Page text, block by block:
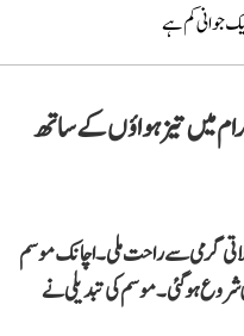
جوانی کم ہے
میں تیز ہواؤں کے ساتھ
گرمی سے راحت ملی۔ اچانک موسم
شروع ہو گئی۔ موسم کی تبدیلی نے